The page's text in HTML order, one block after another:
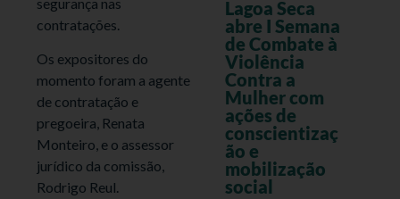
contratações.
Os expositores do
momento foram a agente
de contratação e
pregoeira, Renata
Monteiro, e o assessor
jurídico da comissão,
Rodrigo Reul.
Lagoa Seca
abre I Semana
de Combate à
Violência
Contra a
Mulher com
ações de
conscientizaç
ão e
mobilização
social